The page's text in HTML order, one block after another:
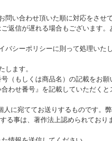
問い合わせ頂いた順に対応をさせ
返信が遅れる場合もございます。
シーポリシーに則って処理いたし
します。
（もしくは商品名）の記載をお願
わせ番号』を記載していただくと
に宛ててお送りするものです。
る事は、著作法上認められており